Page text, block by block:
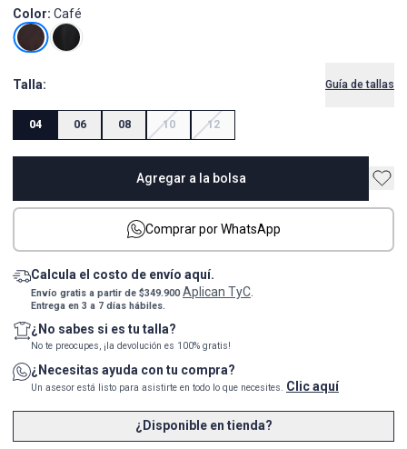
Color: Café
Talla: Guía de tallas
04 06 08 10 12
Agregar a la bolsa
Comprar por WhatsApp
Calcula el costo de envío aquí.
Envío gratis a partir de $349.900Aplican TyC.
Entrega en 3 a 7 días hábiles.
¿No sabes si es tu talla?
No te preocupes, ¡la devolución es 100% gratis!
¿Necesitas ayuda con tu compra?
Un asesor está listo para asistirte en todo lo que necesites. Clic aquí
¿Disponible en tienda?